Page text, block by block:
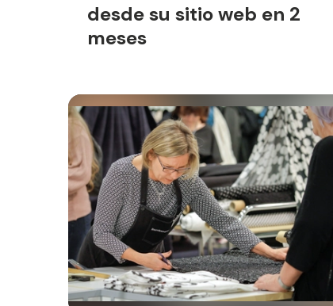
desde su sitio web en 2
meses